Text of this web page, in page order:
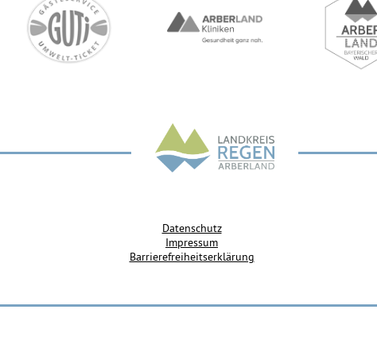
Datenschutz
Impressum
Barrierefreiheitserklärung